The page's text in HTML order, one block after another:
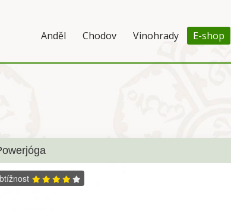
Anděl Chodov Vinohrady E-shop